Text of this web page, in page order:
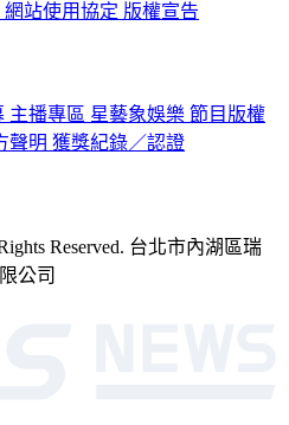
網站使用協定 版權宣告
主播專區 星藝象娛樂 節目版權
聲明 獲獎紀錄／認證
Reserved. 台北市內湖區瑞
公司